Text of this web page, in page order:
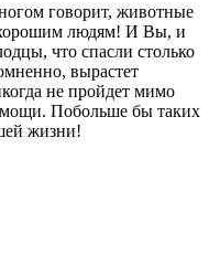
говорит, животные
хорошим людям! И Вы, и
что спасли столько
вырастет
не пройдет мимо
Побольше бы таких
жизни!